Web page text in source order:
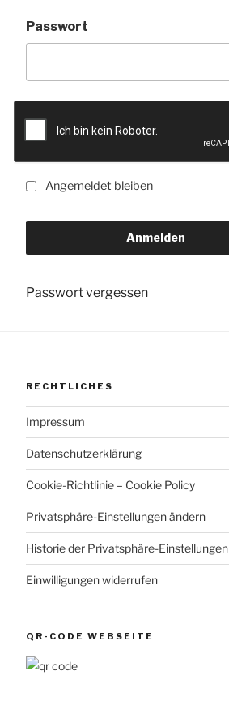
Passwort
Angemeldet bleiben
Passwort vergessen
RECHTLICHES
Impressum
Datenschutzerklärung
Cookie-Richtlinie – Cookie Policy
Privatsphäre-Einstellungen ändern
Historie der Privatsphäre-Einstellungen
Einwilligungen widerrufen
QR-CODE WEBSEITE